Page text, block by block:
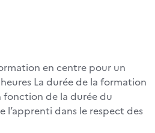
en centre pour un
La durée de la formation
fonction de la durée du
l’apprenti dans le respect des